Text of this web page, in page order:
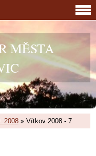
MĚSTA
2008 » Vítkov 2008 - 7